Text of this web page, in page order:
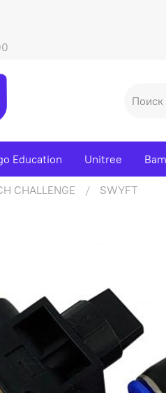
Education Unitree
CHALLENGE SWYFT